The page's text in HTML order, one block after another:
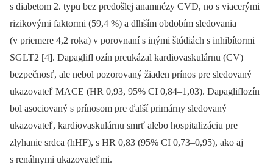
s diabetom 2. typu bez predošlej anamnézy CVD, no s viacerými
rizikovými faktormi (59,4 %) a dlhším obdobím sledovania
(v priemere 4,2 roka) v porovnaní s inými štúdiách s inhibítormi
SGLT2 [4]. Dapaglifl ozín preukázal kardiovaskulárnu (CV)
bezpečnosť, ale nebol pozorovaný žiaden prínos pre sledovaný
ukazovateľ MACE (HR 0,93, 95% CI 0,84–1,03). Dapagliflozín
bol asociovaný s prínosom pre ďalší primárny sledovaný
ukazovateľ, kardiovaskulárnu smrť alebo hospitalizáciu pre
zlyhanie srdca (hHF), s HR 0,83 (95% CI 0,73–0,95), ako aj
s renálnymi ukazovateľmi.